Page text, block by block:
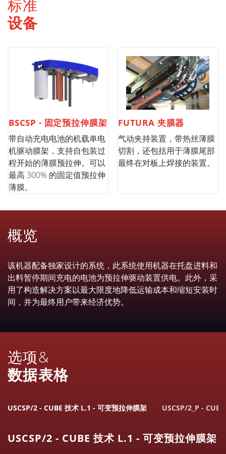
标准
设备
BSCSP - 固定预拉伸膜架
带自动充电电池的机载单电
机驱动膜架，支持自包装过
程开始的薄膜预拉伸。可以
最高 300% 的固定值预拉伸
薄膜。
FUTURA 夹膜器
气动夹持装置，带热丝薄膜
切割，还包括用于薄膜尾部
最终在对板上焊接的装置。
概览
该机器配备独家设计的系统，此系统使用机器在托盘进料和
出料暂停期间充电的电池为预拉伸驱动装置供电。此外，采
用了构造解决方案以最大限度地降低运输成本和缩短安装时
间，并为最终用户带来经济优势。
选项&
数据表格
USCSP/2 - CUBE 技术 L.1 - 可变预拉伸膜架 USCSP/2_P -
USCSP/2 - CUBE 技术 L.1 - 可变预拉伸膜架